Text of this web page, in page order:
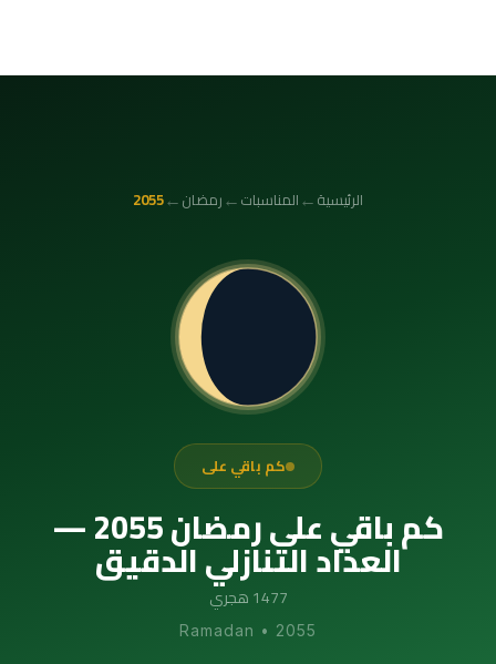
الرئيسية←المناسبات←رمضان←
2055
كم باقي على
كم باقي على رمضان 2055 —
العداد التنازلي الدقيق
1477 هجري
Ramadan • 2055